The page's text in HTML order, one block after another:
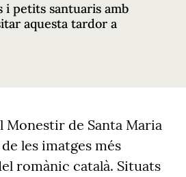
i petits santuaris amb
aquesta tardor a
Monestir de Santa Maria
les imatges més
romànic català. Situats